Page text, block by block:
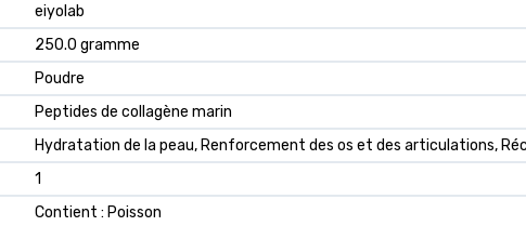
eiyolab
250.0 gramme
Poudre
Peptides de collagène marin
Hydratation de la peau, Renforcement des os et des articulations,
1
Contient : Poisson